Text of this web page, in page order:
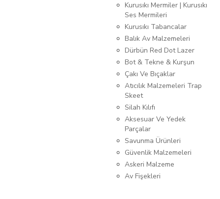
Kurusıkı Mermiler | Kurusıkı
Ses Mermileri
Kurusıkı Tabancalar
Balık Av Malzemeleri
Dürbün Red Dot Lazer
Bot & Tekne & Kurşun
Çakı Ve Bıçaklar
Atıcılık Malzemeleri Trap
Skeet
Silah Kılıfı
Aksesuar Ve Yedek
Parçalar
Savunma Ürünleri
Güvenlik Malzemeleri
Askeri Malzeme
Av Fişekleri